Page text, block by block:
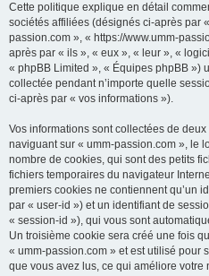
Cette politique explique en détail
sociétés affiliées (désignés ci-après par
passion.com », « https://www.umm-
après par « ils », « eux », « leur », «
« phpBB Limited », « Équipes phpBB »)
collectée pendant n’importe quelle
ci-après par « vos informations »).
Vos informations sont collectées de
naviguant sur « umm-passion.com », le
nombre de cookies, qui sont des petits
fichiers temporaires du navigateur
premiers cookies ne contiennent qu’un
par « user-id ») et un identifiant de
« session-id »), qui vous sont
Un troisième cookie sera créé une fois
« umm-passion.com » et est utilisé pour
que vous avez lus, ce qui améliore votre